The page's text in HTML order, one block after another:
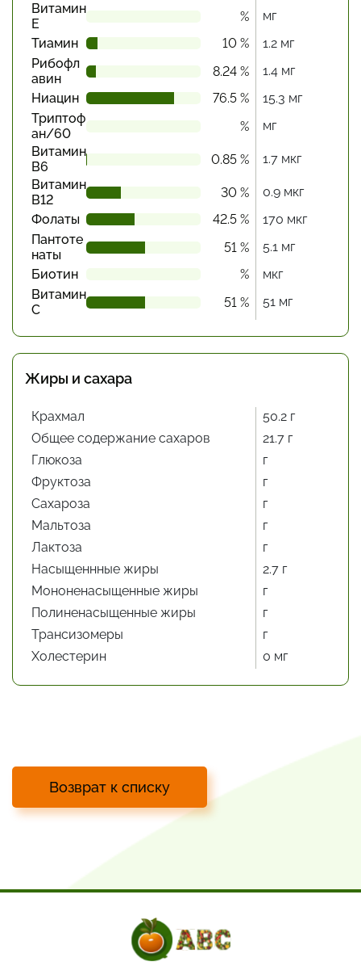
Витамин
Е
%
мг
Тиамин
10 %
1.2 мг
Рибофл
авин
8.24 %
1.4 мг
Ниацин
76.5 %
15.3 мг
Триптоф
ан/60
%
мг
Витамин
В6
0.85 %
1.7 мкг
Витамин
В12
30 %
0.9 мкг
Фолаты
42.5 %
170 мкг
Пантоте
наты
51 %
5.1 мг
Биотин
%
мкг
Витамин
С
51 % 51 мг
Жиры и сахара
Крахмал
50.2 г
Общее содержание сахаров
21.7 г
Глюкоза
г
Фруктоза
г
Сахароза
г
Мальтоза
г
Лактоза
г
Насыщеннные жиры
2.7 г
Мононенасыщенные жиры
г
Полиненасыщенные жиры
г
Трансизомеры
г
Холестерин
0 мг
Возврат к списку